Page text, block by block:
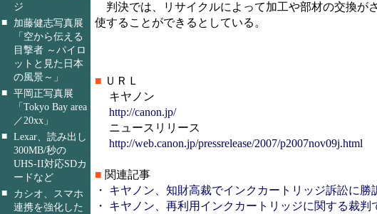
ジ
■
加藤健志写真展
「空から伝える
目撃者 ～パイロ
ットと見た日本
の風景～」
■ 平岡正写真展
「Tokyo Bay area
／20xx」
■ Lexar、読み出し
300MB/秒の
UHS-II対応SDカ
ードなど
■
カシオ、スマホ
連携を強化した
判決では、リサイクルによって加工や部材の交換が
使することができるとしている。
■ ＵＲＬ
キヤノン
http://canon.jp/
ニュースリリース
http://web.canon.jp/pressrelease/2007/p2007nov09j.html
■ 関連記事
・ キヤノン、知財高裁でインクカートリッジ訴訟に勝
・ キヤノン、再利用インクカートリッジに関する裁判